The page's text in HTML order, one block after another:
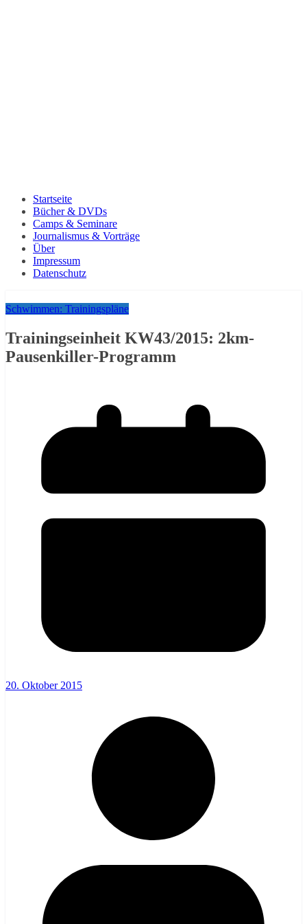
Startseite
Bücher & DVDs
Camps & Seminare
Journalismus & Vorträge
Über
Impressum
Datenschutz
Schwimmen: Trainingspläne
Trainingseinheit KW43/2015: 2km-
Pausenkiller-Programm
20. Oktober 2015